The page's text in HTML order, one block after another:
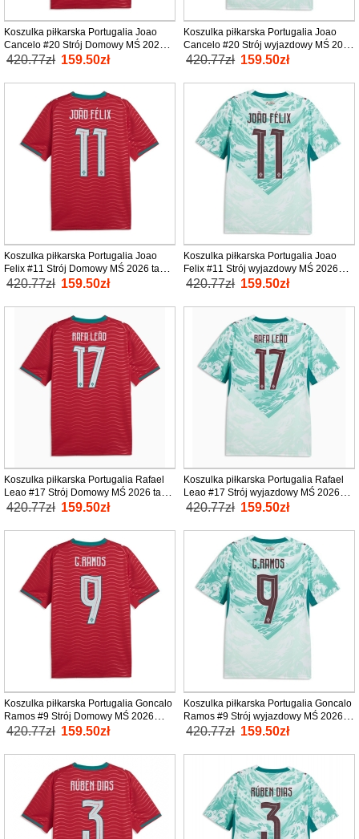
Koszulka piłkarska Portugalia Joao
Cancelo #20 Strój Domowy MŚ 2026
tanio Krótki Rękaw
420.77zł 159.50zł
Koszulka piłkarska Portugalia Joao
Cancelo #20 Strój wyjazdowy MŚ 2026
tanio Krótki Rękaw
420.77zł 159.50zł
Koszulka piłkarska Portugalia Joao
Felix #11 Strój Domowy MŚ 2026 tanio
Krótki Rękaw
420.77zł 159.50zł
Koszulka piłkarska Portugalia Joao
Felix #11 Strój wyjazdowy MŚ 2026
tanio Krótki Rękaw
420.77zł 159.50zł
Koszulka piłkarska Portugalia Rafael
Leao #17 Strój Domowy MŚ 2026 tanio
Krótki Rękaw
420.77zł 159.50zł
Koszulka piłkarska Portugalia Rafael
Leao #17 Strój wyjazdowy MŚ 2026
tanio Krótki Rękaw
420.77zł 159.50zł
Koszulka piłkarska Portugalia Goncalo
Ramos #9 Strój Domowy MŚ 2026
tanio Krótki Rękaw
420.77zł 159.50zł
Koszulka piłkarska Portugalia Goncalo
Ramos #9 Strój wyjazdowy MŚ 2026
tanio Krótki Rękaw
420.77zł 159.50zł